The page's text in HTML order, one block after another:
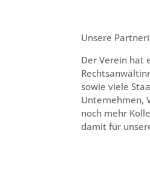
Unsere
Der Verein hat
sowie viele
Unternehmen,
noch mehr
damit für